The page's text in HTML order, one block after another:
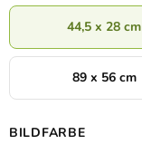
44,5 x 28 cm
89 x 56 cm
BILDFARBE